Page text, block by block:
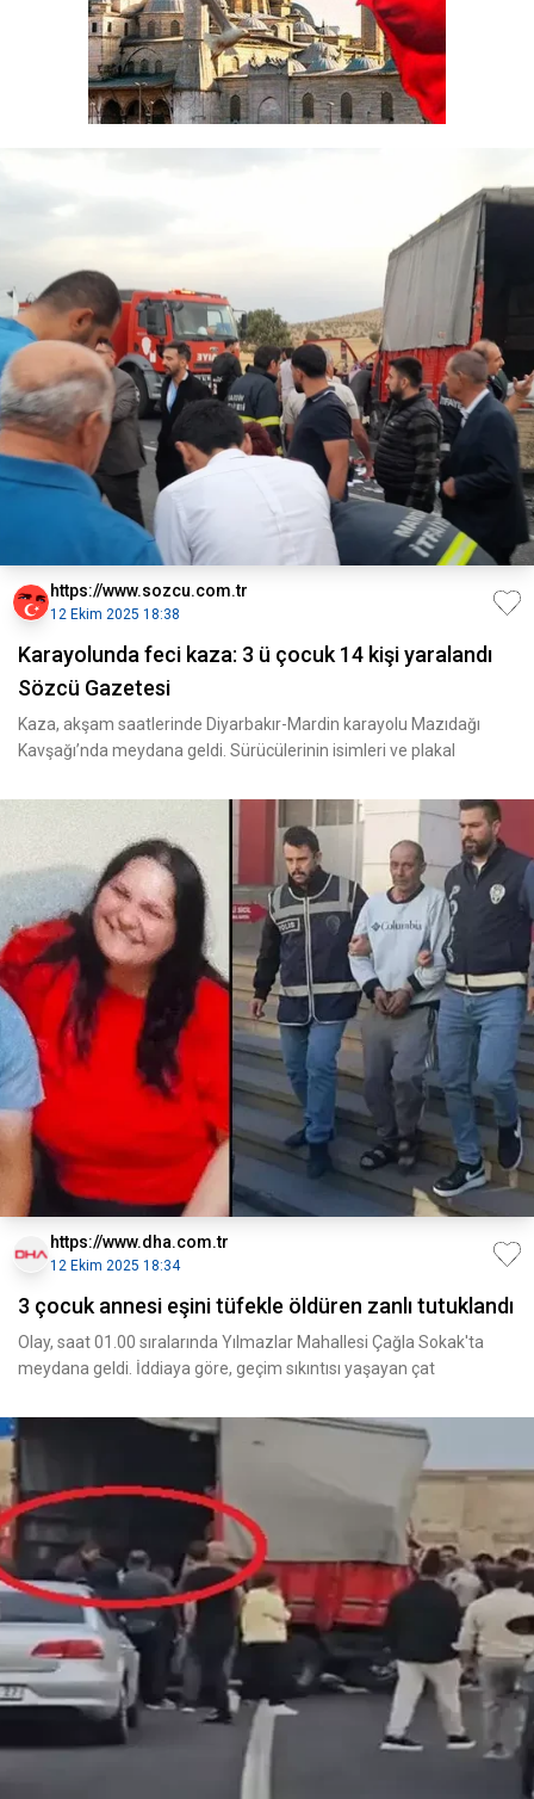
https://www.sozcu.com.tr
12 Ekim 2025 18:38
Karayolunda feci kaza: 3 ü çocuk 14 kişi yaralandı
Sözcü Gazetesi
Kaza, akşam saatlerinde Diyarbakır-Mardin karayolu Mazıdağı
Kavşağı’nda meydana geldi. Sürücülerinin isimleri ve plakal
https://www.dha.com.tr
12 Ekim 2025 18:34
3 çocuk annesi eşini tüfekle öldüren zanlı tutuklandı
Olay, saat 01.00 sıralarında Yılmazlar Mahallesi Çağla Sokak'ta
meydana geldi. İddiaya göre, geçim sıkıntısı yaşayan çat